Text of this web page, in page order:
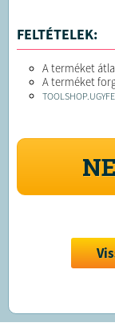
FELTÉTELEK:
A terméket
A terméket